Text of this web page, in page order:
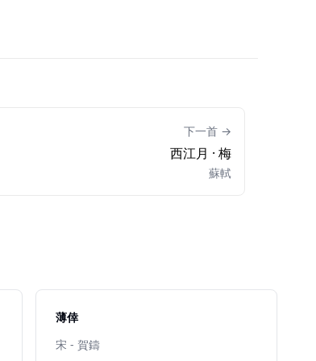
下一首 →
西江月 · 梅
蘇軾
薄倖
宋 - 賀鑄